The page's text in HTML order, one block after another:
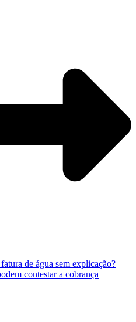
de água sem explicação?
contestar a cobrança